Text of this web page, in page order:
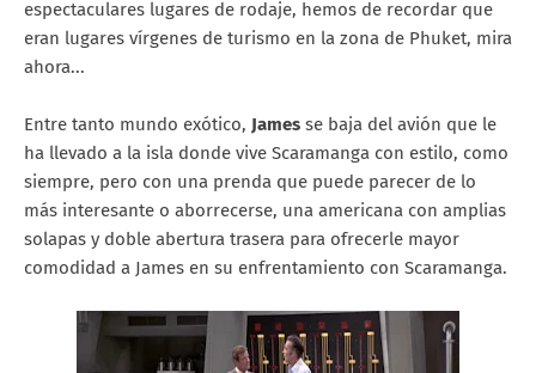
espectaculares lugares de rodaje, hemos de recordar que
eran lugares vírgenes de turismo en la zona de Phuket, mira
ahora...
Entre tanto mundo exótico, James se baja del avión que le
ha llevado a la isla donde vive Scaramanga con estilo, como
siempre, pero con una prenda que puede parecer de lo
más interesante o aborrecerse, una americana con amplias
solapas y doble abertura trasera para ofrecerle mayor
comodidad a James en su enfrentamiento con Scaramanga.